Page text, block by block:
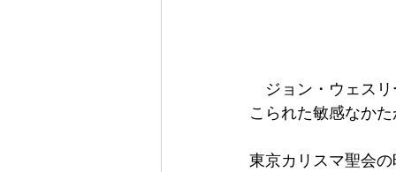
ジョン・ウェスリ
こられた敏感なか
東京カリスマ聖会